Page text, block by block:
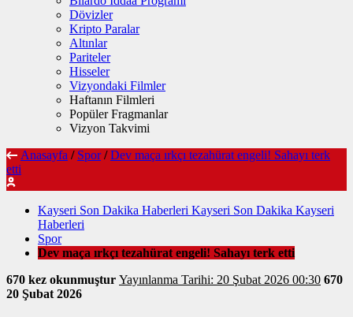
Dövizler
Kripto Paralar
Altınlar
Pariteler
Hisseler
Vizyondaki Filmler
Haftanın Filmleri
Popüler Fragmanlar
Vizyon Takvimi
Anasayfa / Spor / Dev maça ırkçı tezahürat engeli! Sahayı terk
etti
Kayseri Son Dakika Haberleri Kayseri Son Dakika Kayseri
Haberleri
Spor
Dev maça ırkçı tezahürat engeli! Sahayı terk etti
670 kez okunmuştur
Yayınlanma Tarihi: 20 Şubat 2026 00:30 670
20 Şubat 2026